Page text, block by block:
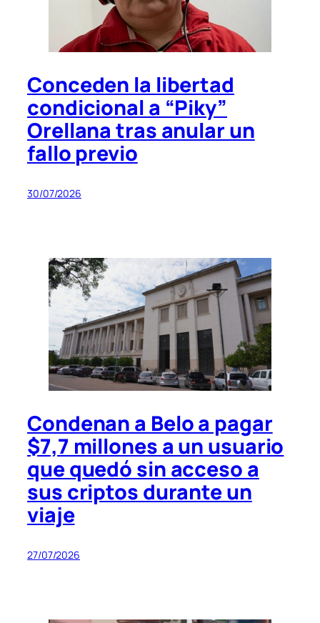
Conceden la libertad
condicional a “Piky”
Orellana tras anular un
fallo previo
30/07/2026
Condenan a Belo a pagar
$7,7 millones a un usuario
que quedó sin acceso a
sus criptos durante un
viaje
27/07/2026